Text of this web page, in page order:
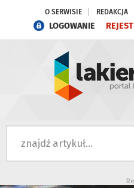
O SERWISIE REDAKCJA
LOGOWANIE